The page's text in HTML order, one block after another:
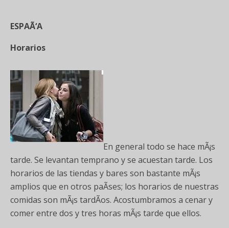
ESPAÃ‘A
Horarios
En general todo se hace mÃ¡s
tarde. Se levantan temprano y se acuestan tarde. Los
horarios de las tiendas y bares son bastante mÃ¡s
amplios que en otros paÃ­ses; los horarios de nuestras
comidas son mÃ¡s tardÃ­os. Acostumbramos a cenar y
comer entre dos y tres horas mÃ¡s tarde que ellos.